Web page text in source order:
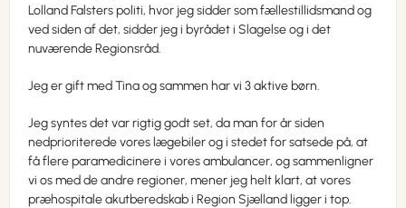
Lolland Falsters politi, hvor jeg sidder som fællestillidsmand og
ved siden af det, sidder jeg i byrådet i Slagelse og i det
nuværende Regionsråd.
Jeg er gift med Tina og sammen har vi 3 aktive børn.
Jeg syntes det var rigtig godt set, da man for år siden
nedprioriterede vores lægebiler og i stedet for satsede på, at
få flere paramedicinere i vores ambulancer, og sammenligner
vi os med de andre regioner, mener jeg helt klart, at vores
præhospitale akutberedskab i Region Sjælland ligger i top.